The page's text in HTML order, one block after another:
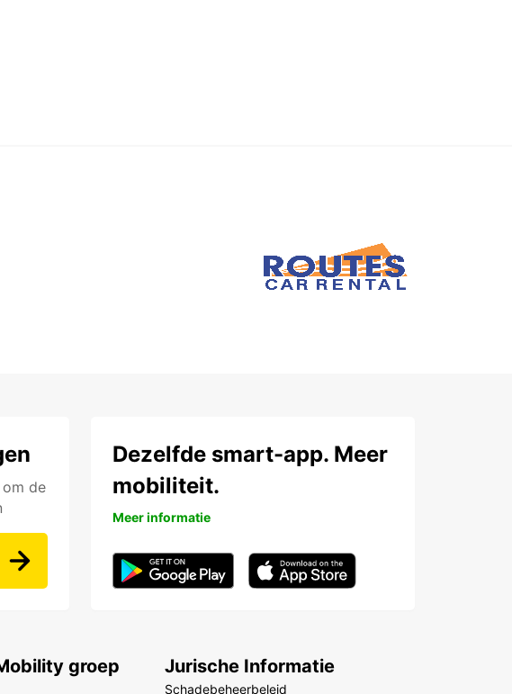
de
Dezelfde smart-app. Meer
mobiliteit.
Meer informatie
groep Jurische Informatie
Schadebeheerbeleid